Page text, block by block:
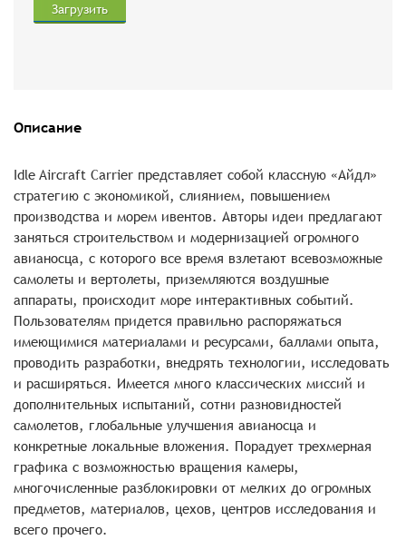
Загрузить
Описание
Idle Aircraft Carrier представляет собой классную «Айдл»
стратегию с экономикой, слиянием, повышением
производства и морем ивентов. Авторы идеи предлагают
заняться строительством и модернизацией огромного
авианосца, с которого все время взлетают всевозможные
самолеты и вертолеты, приземляются воздушные
аппараты, происходит море интерактивных событий.
Пользователям придется правильно распоряжаться
имеющимися материалами и ресурсами, баллами опыта,
проводить разработки, внедрять технологии, исследовать
и расширяться. Имеется много классических миссий и
дополнительных испытаний, сотни разновидностей
самолетов, глобальные улучшения авианосца и
конкретные локальные вложения. Порадует трехмерная
графика с возможностью вращения камеры,
многочисленные разблокировки от мелких до огромных
предметов, материалов, цехов, центров исследования и
всего прочего.